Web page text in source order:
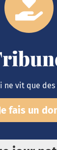
vit que
fais un